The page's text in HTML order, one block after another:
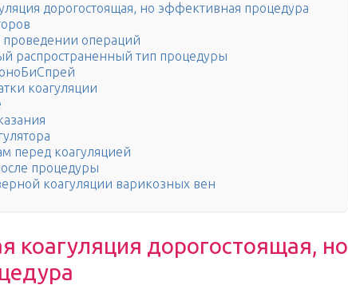
дорогостоящая, но эффективная процедура
проведении операций
распространенный тип процедуры
коагуляции
перед коагуляцией
процедуры
коагуляции варикозных вен
коагуляция дорогостоящая, но